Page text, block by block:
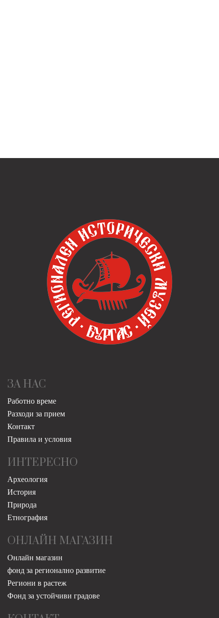
ЗА НАС
Работно време
Разходи за прием
Контакт
Правила и условия
ИНТЕРЕСНО
Археология
История
Природа
Етнография
ОНЛАЙН МАГАЗИН
Онлайн магазин
фонд за регионално развитие
Региони в растеж
Фонд за устойчиви градове